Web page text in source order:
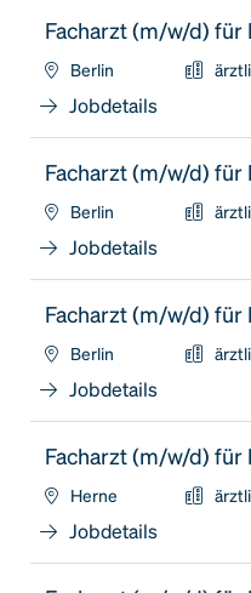
Facharzt (m/w/d) für
Berlin
Jobdetails
Facharzt (m/w/d) für
Berlin
Jobdetails
Facharzt (m/w/d) für
Berlin
Jobdetails
Facharzt (m/w/d) für
Herne
Jobdetails